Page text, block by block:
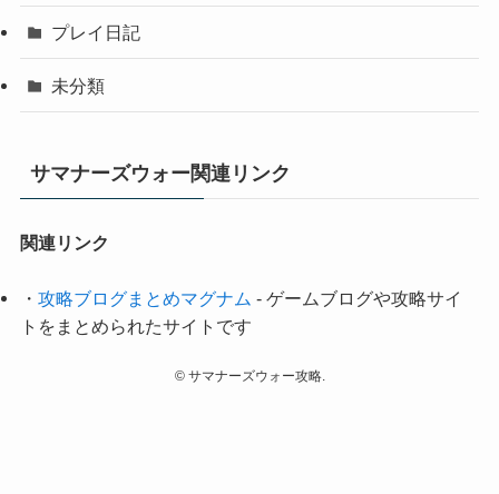
プレイ日記
未分類
サマナーズウォー関連リンク
関連リンク
・ 攻略ブログまとめマグナム - ゲームブログや攻略サイ
トをまとめられたサイトです
©サマナーズウォー攻略.